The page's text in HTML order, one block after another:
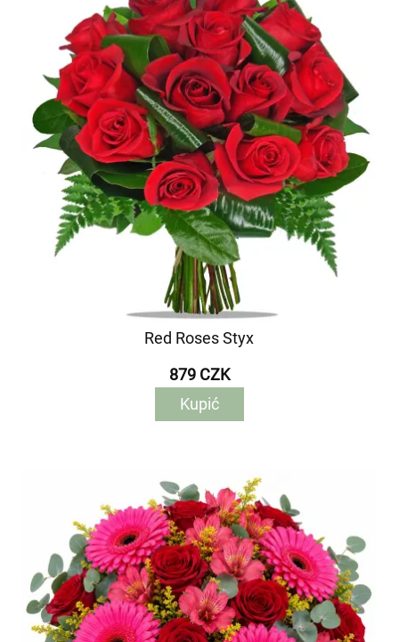
Red Roses Styx
879 CZK
Kupić